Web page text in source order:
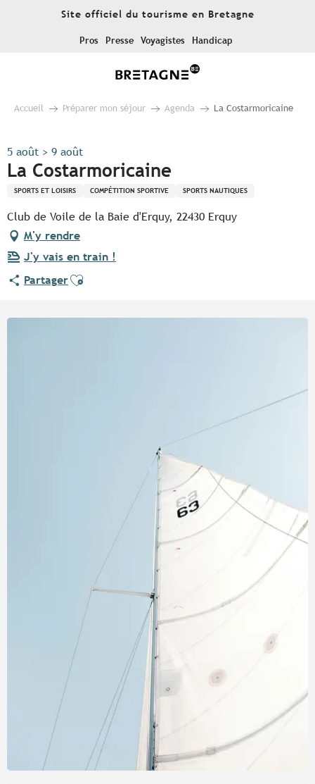
Site officiel du tourisme en Bretagne
Pros Presse Voyagistes Handicap
Accueil Préparer mon séjour Agenda La Costarmoricaine
5 août > 9 août
La Costarmoricaine
SPORTS ET LOISIRS COMPÉTITION SPORTIVE SPORTS NAUTIQUES
Club de Voile de la Baie d'Erquy, 22430 Erquy
M'y rendre
J'y vais en train !
PartagerAjouter aux favoris